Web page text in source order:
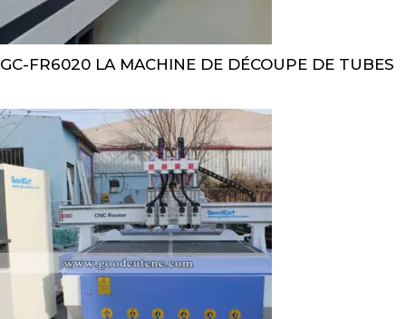
GC-FR6020 LA MACHINE DE DÉCOUPE DE TUBES